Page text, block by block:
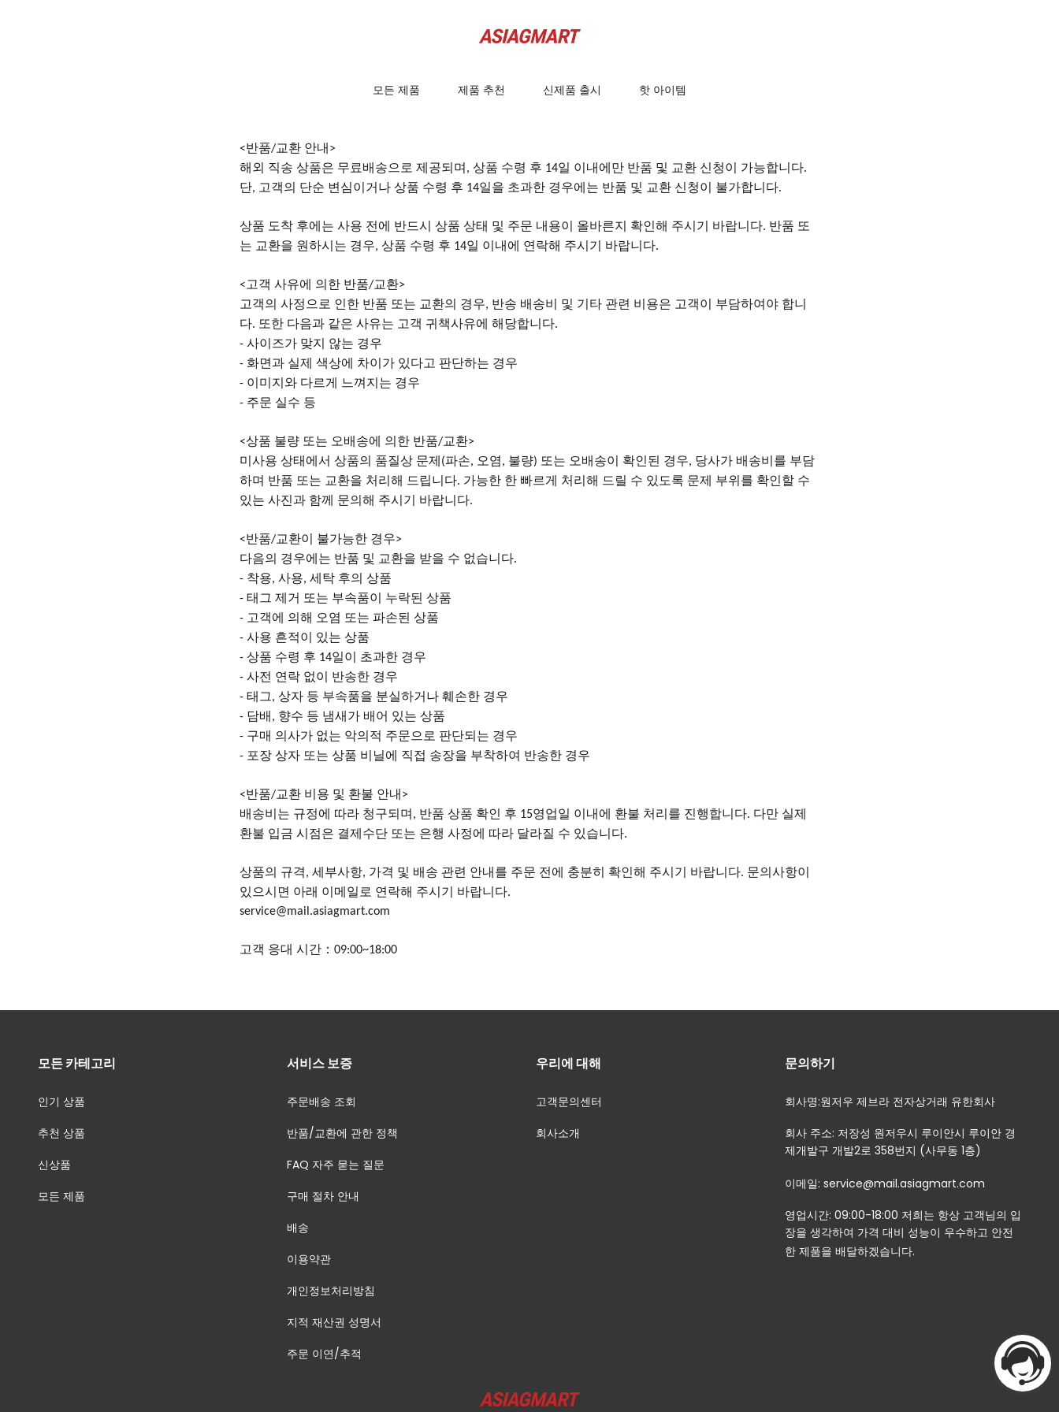
모든 제품 제품 추천 신제품 출시 핫 아이템
<반품/교환 안내 >
해외 직송 상품은 무료배송으로 제공되며 , 상품 수령 후 14일 이내에만 반품 및 교환 신청이 가능합니다.
단, 고객의 단순 변심이거나 상품 수령 후 14일을 초과한 경우에는 반품 및 교환 신청이 불가합니다.
상품 도착 후에는 사용 전에 반드시 상품 상태 및 주문 내용이 올바른지 확인해 주시기 바랍니다. 반품 또
는 교환을 원하시는 경우, 상품 수령 후 14일 이내에 연락해 주시기 바랍니다.
<고객 사유에 의한 반품/교환>
고객의 사정으로 인한 반품 또는 교환의 경우, 반송 배송비 및 기타 관련 비용은 고객이 부담하여야 합니
다. 또한 다음과 같은 사유는 고객 귀책사유에 해당합니다.
- 사이즈가 맞지 않는 경우
- 화면과 실제 색상에 차이가 있다고 판단하는 경우
- 이미지와 다르게 느껴지는 경우
- 주문 실수 등
<상품 불량 또는 오배송에 의한 반품/교환>
미사용 상태에서 상품의 품질상 문제 (파손, 오염, 불량) 또는 오배송이 확인된 경우, 당사가 배송비를 부담
하며 반품 또는 교환을 처리해 드립니다. 가능한 한 빠르게 처리해 드릴 수 있도록 문제 부위를 확인할 수
있는 사진과 함께 문의해 주시기 바랍니다.
<반품/교환이 불가능한 경우>
다음의 경우에는 반품 및 교환을 받을 수 없습니다.
- 착용, 사용, 세탁 후의 상품
- 태그 제거 또는 부속품이 누락된 상품
- 고객에 의해 오염 또는 파손된 상품
- 사용 흔적이 있는 상품
- 상품 수령 후 14일이 초과한 경우
- 사전 연락 없이 반송한 경우
- 태그, 상자 등 부속품을 분실하거나 훼손한 경우
- 담배 , 향수 등 냄새가 배어 있는 상품
- 구매 의사가 없는 악의적 주문으로 판단되는 경우
- 포장 상자 또는 상품 비닐에 직접 송장을 부착하여 반송한 경우
<반품/교환 비용 및 환불 안내 >
배송비는 규정에 따라 청구되며 , 반품 상품 확인 후 15영업일 이내에 환불 처리를 진행합니다. 다만 실제
환불 입금 시점은 결제수단 또는 은행 사정에 따라 달라질 수 있습니다.
상품의 규격, 세부사항, 가격 및 배송 관련 안내를 주문 전에 충분히 확인해 주시기 바랍니다. 문의사항이
있으시면 아래 이메일로 연락해 주시기 바랍니다.
service@mail.asiagmart.com
고객 응대 시간： 09:00~18:00
모든 카테고리
인기 상품
추천 상품
신상품
모든 제품
서비스 보증
주문배송 조회
반품/교환에 관한 정책
FAQ 자주 묻는 질문
구매 절차 안내
배송
이용약관
개인정보처리방침
지적 재산권 성명서
주문 이연/추적
우리에 대해
고객문의센터
회사소개
문의하기
회사명:원저우 제브라 전자상거래 유한회사
회사 주소: 저장성 원저우시 루이안시 루이안 경
제개발구 개발2로 358번지 (사무동 1층)
이메일: service@mail.asiagmart.com
영업시간: 09:00-18:00 저희는 항상 고객님의 입
장을 생각하여 가격 대비 성능이 우수하고 안전
한 제품을 배달하겠습니다.